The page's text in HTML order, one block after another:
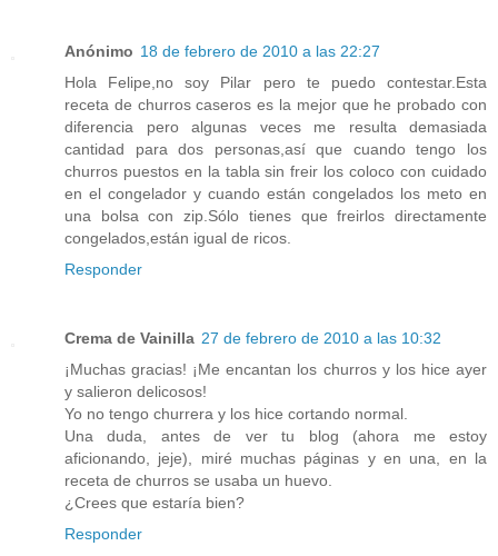
Anónimo 18 de febrero de 2010 a las 22:27
Hola Felipe,no soy Pilar pero te puedo contestar.Esta
receta de churros caseros es la mejor que he probado con
diferencia pero algunas veces me resulta demasiada
cantidad para dos personas,así que cuando tengo los
churros puestos en la tabla sin freir los coloco con cuidado
en el congelador y cuando están congelados los meto en
una bolsa con zip.Sólo tienes que freirlos directamente
congelados,están igual de ricos.
Responder
Crema de Vainilla 27 de febrero de 2010 a las 10:32
¡Muchas gracias! ¡Me encantan los churros y los hice ayer
y salieron delicosos!
Yo no tengo churrera y los hice cortando normal.
Una duda, antes de ver tu blog (ahora me estoy
aficionando, jeje), miré muchas páginas y en una, en la
receta de churros se usaba un huevo.
¿Crees que estaría bien?
Responder